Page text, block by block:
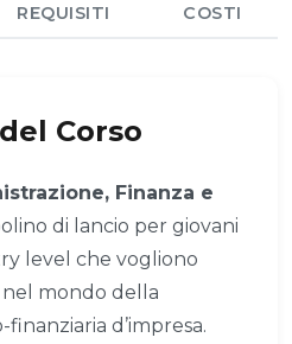
REQUISITI COSTI
Corso
Finanza e
di lancio per giovani
level che vogliono
nel mondo della
d’impresa.